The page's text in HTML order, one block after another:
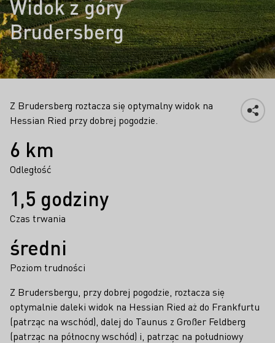
Widok z góry
Brudersberg
Z Brudersberg roztacza się optymalny widok na
Hessian Ried przy dobrej pogodzie.
Fakty
6 km
Odległość
1,5 godziny
Czas trwania
średni
Poziom trudności
Z Brudersbergu, przy dobrej pogodzie, roztacza się
optymalnie daleki widok na Hessian Ried aż do Frankfurtu
(patrząc na wschód), dalej do Taunus z Großer Feldberg
(patrząc na północny wschód) i, patrząc na południowy